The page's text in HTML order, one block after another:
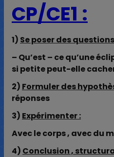
CP/CE1 :
1) Se poser des
– Qu’est – ce qu’une
si petite peut-elle
2) Formuler des
réponses
3) Expérimenter :
Avec le corps , avec du
4) Conclusion ,